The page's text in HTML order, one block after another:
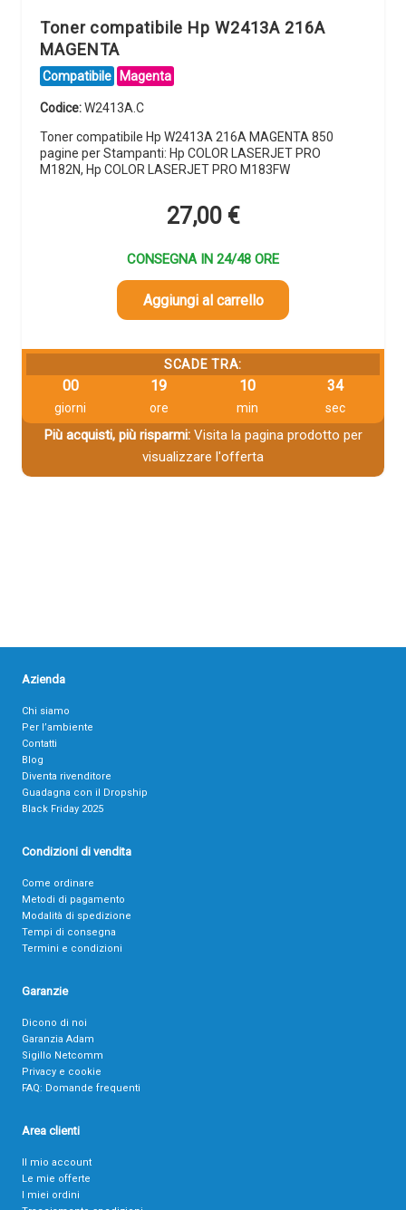
Toner compatibile Hp W2413A 216A
MAGENTA
Compatibile Magenta
Codice:W2413A.C
Toner compatibile Hp W2413A 216A MAGENTA 850
pagine per Stampanti: Hp COLOR LASERJET PRO
M182N, Hp COLOR LASERJET PRO M183FW
27,00 €
CONSEGNA IN 24/48 ORE
Aggiungi al carrello
SCADE TRA:
00
giorni
19
ore
10
min
34
sec
Più acquisti, più risparmi:Visita la pagina prodotto per
visualizzare l'offerta
Azienda
Chi siamo
Per l’ambiente
Contatti
Blog
Diventa rivenditore
Guadagna con il Dropship
Black Friday 2025
Condizioni di vendita
Come ordinare
Metodi di pagamento
Modalità di spedizione
Tempi di consegna
Termini e condizioni
Garanzie
Dicono di noi
Garanzia Adam
Sigillo Netcomm
Privacy e cookie
FAQ: Domande frequenti
Area clienti
Il mio account
Le mie offerte
I miei ordini